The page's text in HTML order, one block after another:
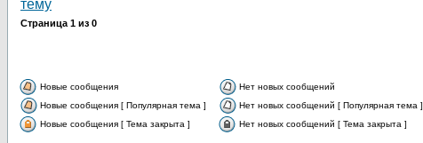
Страница 1 из 0
Новые сообщения Нет новых сообщений
Новые сообщения [ Популярная тема ]
Нет новых сообщений [ Популярная тема ]
Новые сообщения [ Тема закрыта ]
Нет новых сообщений [ Тема закрыта ]